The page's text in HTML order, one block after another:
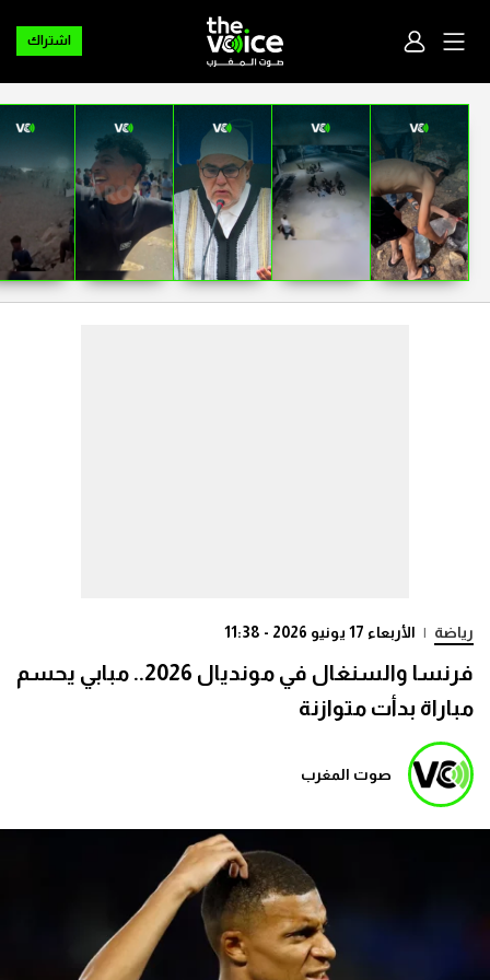
اشتراك
رياضة | الأربعاء 17 يونيو 2026 - 11:38
فرنسا والسنغال في مونديال 2026.. مبابي يحسم
مباراة بدأت متوازنة
صوت المغرب